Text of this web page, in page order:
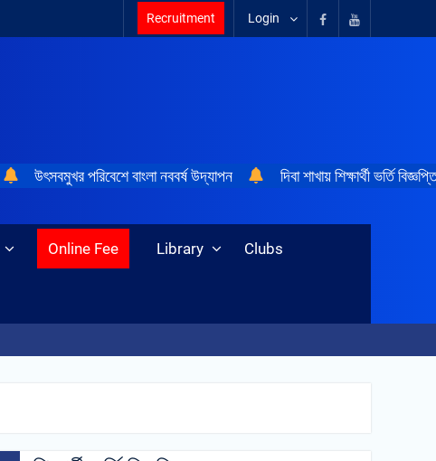
Recruitment Login
উৎসবমুখর পরিবেশে বাংলা নববর্ষ উদ্‌যাপন দিবা শাখায় শিক্ষার্থী ভর্তি
Online Fee Library Clubs